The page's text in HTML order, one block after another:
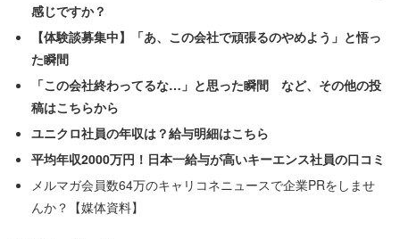
費に使ったから』などと誤魔化して、学費を支払っ
てもらっていました」
「連チャンするまでやめられない」
たまに大きく勝つことはあったものの、それが長く続くわ
けではなかった。大勝した分もさることながら、奨学金や
感じですか？
【体験談募集中】「あ、この会社で頑張るのやめよう」と悟っ
た瞬間
「この会社終わってるな…」と思った瞬間 など、その他の投
稿はこちらから
ユニクロ社員の年収は？給与明細はこちら
平均年収2000万円！日本一給与が高いキーエンス社員の口コミ
メルマガ会員数64万のキャリコネニュースで企業PRをしませ
んか？【媒体資料】